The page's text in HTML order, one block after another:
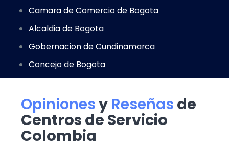
Camara de Comercio de Bogota
Alcaldia de Bogota
Gobernacion de Cundinamarca
Concejo de Bogota
Opinionesy Reseñas de
Centros de Servicio
Colombia